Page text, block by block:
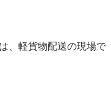
、軽貨物配送の現場で